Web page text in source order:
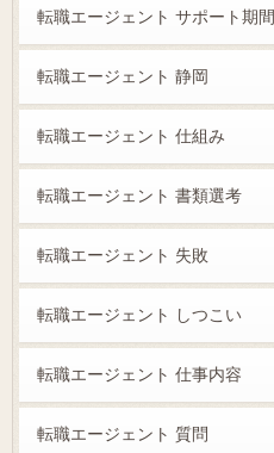
転職エージェント サポート期間
転職エージェント 静岡
転職エージェント 仕組み
転職エージェント 書類選考
転職エージェント 失敗
転職エージェント しつこい
転職エージェント 仕事内容
転職エージェント 質問